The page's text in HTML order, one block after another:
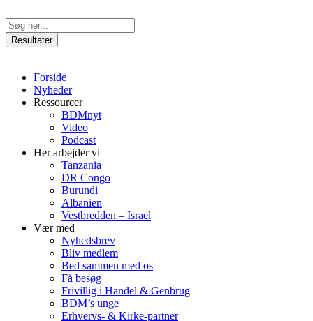
til
indhold
Search
...Resultater
Forside
Nyheder
Ressourcer
BDMnyt
Video
Podcast
Her arbejder vi
Tanzania
DR Congo
Burundi
Albanien
Vestbredden – Israel
Vær med
Nyhedsbrev
Bliv medlem
Bed sammen med os
Få besøg
Frivillig i Handel & Genbrug
BDM’s unge
Erhvervs- & Kirke-partner